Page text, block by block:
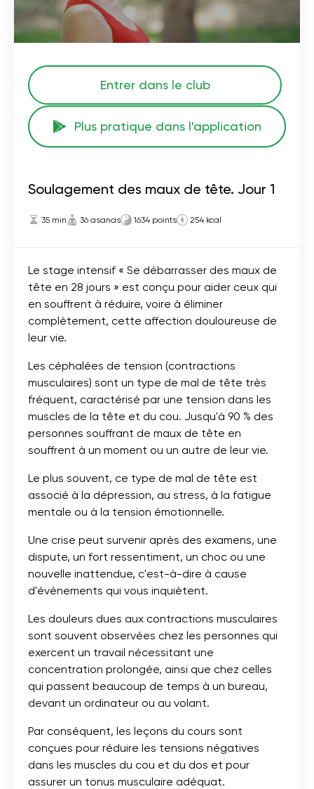
Entrer dans le club
Plus pratique dans l'application
Soulagement des maux de tête. Jour 1
35 min 36 asanas 1634 points 254 kcal
Le stage intensif « Se débarrasser des maux de
tête en 28 jours » est conçu pour aider ceux qui
en souffrent à réduire, voire à éliminer
complètement, cette affection douloureuse de
leur vie.
Les céphalées de tension (contractions
musculaires) sont un type de mal de tête très
fréquent, caractérisé par une tension dans les
muscles de la tête et du cou. Jusqu'à 90 % des
personnes souffrant de maux de tête en
souffrent à un moment ou un autre de leur vie.
Le plus souvent, ce type de mal de tête est
associé à la dépression, au stress, à la fatigue
mentale ou à la tension émotionnelle.
Une crise peut survenir après des examens, une
dispute, un fort ressentiment, un choc ou une
nouvelle inattendue, c'est-à-dire à cause
d'événements qui vous inquiètent.
Les douleurs dues aux contractions musculaires
sont souvent observées chez les personnes qui
exercent un travail nécessitant une
concentration prolongée, ainsi que chez celles
qui passent beaucoup de temps à un bureau,
devant un ordinateur ou au volant.
Par conséquent, les leçons du cours sont
conçues pour réduire les tensions négatives
dans les muscles du cou et du dos et pour
assurer un tonus musculaire adéquat.